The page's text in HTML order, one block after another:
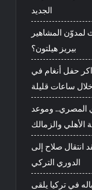
الجديد
المشاهير
بيريز هيلتون؟
حفل أنغام في
ساعات قليلة
المصري.. وموعد
الأهلي والزمالك
انتقال صلاح إلى
الدوري التركي
في تركيا يلقى